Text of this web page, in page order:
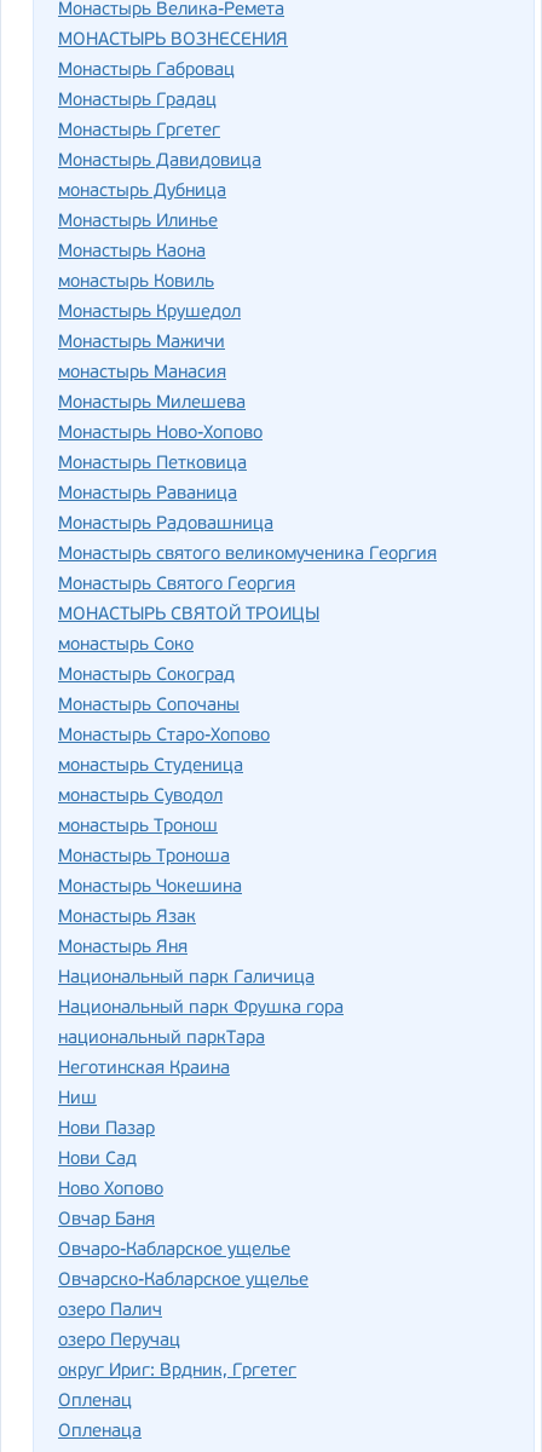
Монастырь Велика-Ремета
МОНАСТЫРЬ ВОЗНЕСЕНИЯ
Монастырь Габровац
Монастырь Градац
Монастырь Гргетег
Монастырь Давидовица
монастырь Дубница
Монастырь Илинье
Монастырь Каона
монастырь Ковиль
Монастырь Крушедол
Монастырь Мажичи
монастырь Манасия
Монастырь Милешева
Монастырь Ново-Хопово
Монастырь Петковица
Монастырь Раваница
Монастырь Радовашница
Монастырь святого великомученика Георгия
Монастырь Святого Георгия
МОНАСТЫРЬ СВЯТОЙ ТРОИЦЫ
монастырь Соко
Монастырь Сокоград
Монастырь Сопочаны
Монастырь Старо-Хопово
монастырь Студеница
монастырь Суводол
монастырь Тронош
Монастырь Троноша
Монастырь Чокешина
Монастырь Язак
Монастырь Яня
Национальный парк Галичица
Национальный парк Фрушка гора
национальный паркТара
Неготинская Краина
Ниш
Нови Пазар
Нови Сад
Ново Хопово
Овчар Баня
Овчаро-Кабларское ущелье
Овчарско-Кабларское ущелье
озеро Палич
озеро Перучац
округ Ириг: Врдник, Гргетег
Опленац
Опленаца